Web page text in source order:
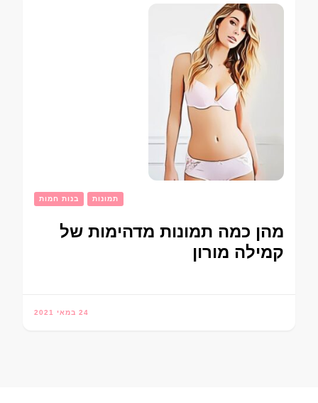
בנות חמות תמונות
מהן כמה תמונות מדהימות של
קמילה מורון
24 במאי 2021